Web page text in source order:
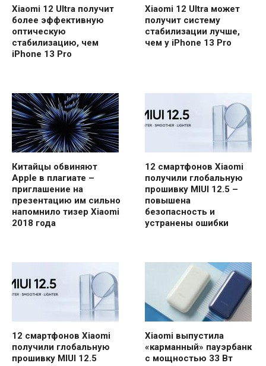
Xiaomi 12 Ultra получит
более эффективную
оптическую
стабилизацию, чем
iPhone 13 Pro
Xiaomi 12 Ultra может
получит систему
стабилизации лучше,
чем у iPhone 13 Pro
Китайцы обвиняют
Apple в плагиате –
приглашение на
презентацию им сильно
напомнило тизер Xiaomi
2018 года
12 смартфонов Xiaomi
получили глобальную
прошивку MIUI 12.5 –
повышена
безопасность и
устранены ошибки
12 смартфонов Xiaomi
получили глобальную
прошивку MIUI 12.5
Xiaomi выпустила
«карманный» пауэрбанк
с мощностью 33 Вт